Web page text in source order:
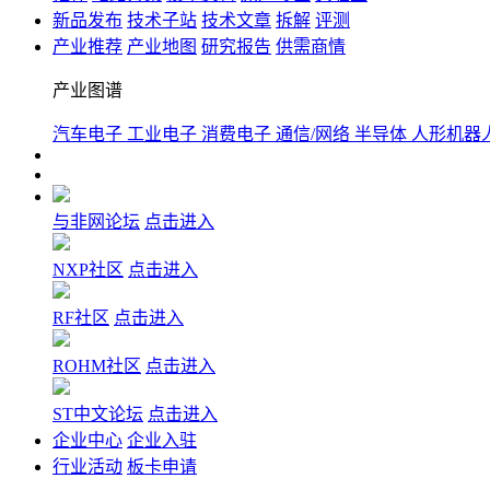
新品发布 技术子站 技术文章 拆解 评测
产业推荐 产业地图 研究报告 供需商情
产业图谱
汽车电子 工业电子 消费电子 通信/网络 半导体 人形机器
与非网论坛 点击进入
NXP社区 点击进入
RF社区 点击进入
ROHM社区 点击进入
ST中文论坛 点击进入
企业中心 企业入驻
行业活动 板卡申请